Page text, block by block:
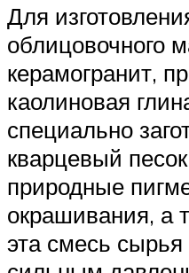
Для
облицовочного
керамогранит,
каолиновая
специально
кварцевый
природные
окрашивания, а
эта смесь